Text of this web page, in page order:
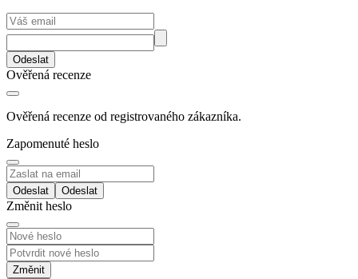
Odeslat
Ověřená recenze
Ověřená recenze od registrovaného zákazníka.
Zapomenuté heslo
Odeslat
Změnit heslo